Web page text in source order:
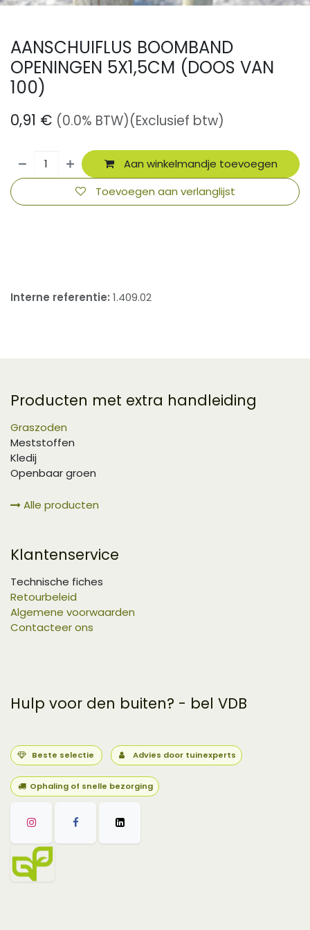
AANSCHUIFLUS BOOMBAND
OPENINGEN 5X1,5CM (DOOS VAN
100)
0,91 € (0.0% BTW)(Exclusief btw)
Aan winkelmandje toevoegen
Toevoegen aan verlanglijst
Interne referentie: 1.409.02
Producten met extra handleiding
Graszoden
Meststoffen
Kledij
Openbaar groen
Alle producten
Klantenservice
Technische fiches
Retourbeleid
Algemene voorwaarden
Contacteer ons
Hulp voor den buiten? - bel VDB
Beste selectie Advies door tuinexperts
Ophaling of snelle bezorging